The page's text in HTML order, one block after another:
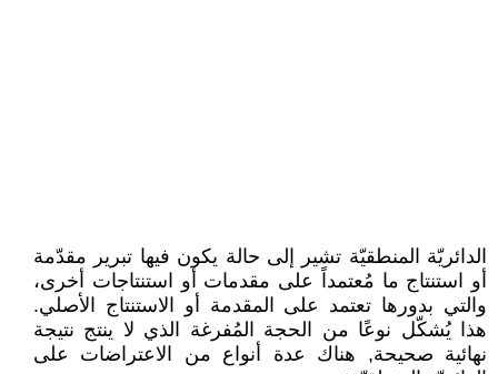
الدائريّة المنطقيّة تشير إلى حالة يكون فيها تبرير مقدّمة
أو استنتاج ما مُعتمداً على مقدمات أو استنتاجات أخرى،
والتي بدورها تعتمد على المقدمة أو الاستنتاج الأصلي.
هذا يُشكّل نوعًا من الحجة المُفرغة الذي لا ينتج نتيجة
نهائية صحيحة, هناك عدة أنواع من الاعتراضات على